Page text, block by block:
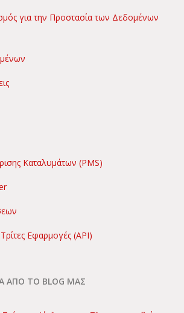
για την Προστασία των Δεδομένων
Καταλυμάτων (PMS)
Εφαρμογές (API)
ΑΠΟ ΤΟ BLOG ΜΑΣ